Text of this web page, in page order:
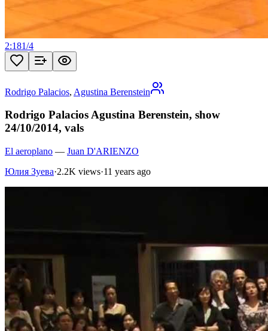
2:181/4
Rodrigo Palacios, Agustina Berenstein
Rodrigo Palacios Agustina Berenstein, show
24/10/2014, vals
El aeroplano — Juan D'ARIENZO
Юлия Зуева·2.2K views·11 years ago